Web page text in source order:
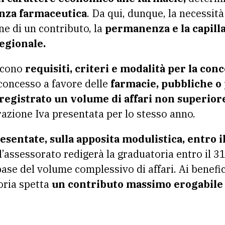
farmaceutica. Da qui, dunque, la
di un contributo, la permanenza e la
requisiti, criteri e modalità per la
a favore delle farmacie, pubbliche
un volume di affari non
Iva presentata per lo stesso anno.
sulla apposita modulistica, entro
redigerà la graduatoria entro il
del volume complessivo di affari. Ai
spettaun contributo massimo erogabile